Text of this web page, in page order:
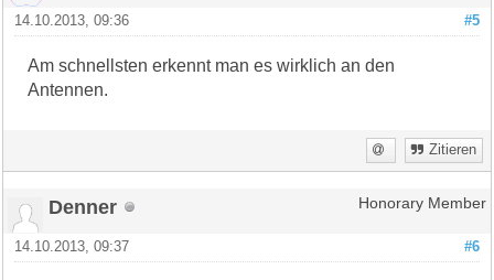
#5
14.10.2013, 09:36
Am schnellsten erkennt man es wirklich an den
Antennen.
Zitieren
Denner Honorary Member
#6
14.10.2013, 09:37